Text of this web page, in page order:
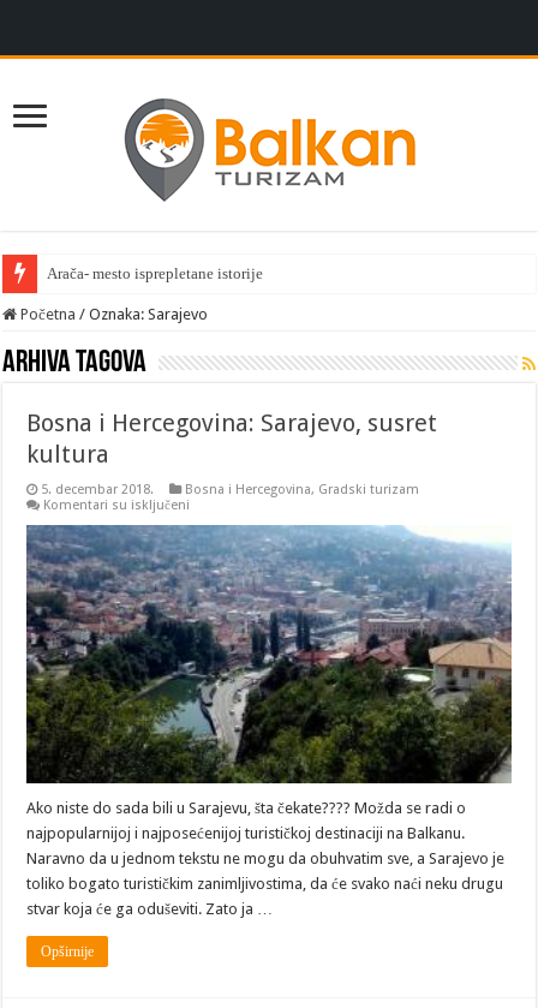
Arača- mesto isprepletane istorije
Početna / Oznaka:Sarajevo
Arhiva tagova
Bosna i Hercegovina: Sarajevo, susret
kultura
5. decembar 2018. Bosna i Hercegovina, Gradski turizam
Komentari su isključeni
Hercegovina:
Sarajevo,
susret
kultura
Ako niste do sada bili u Sarajevu, šta čekate???? Možda se radi o
najpopularnijoj i najposećenijoj turističkoj destinaciji na Balkanu.
Naravno da u jednom tekstu ne mogu da obuhvatim sve, a Sarajevo je
toliko bogato turističkim zanimljivostima, da će svako naći neku drugu
stvar koja će ga oduševiti. Zato ja …
Opširnije